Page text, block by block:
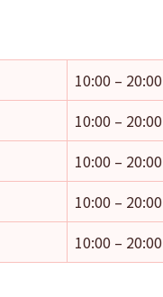
10:00 – 20:00
10:00 – 20:00
10:00 – 20:00
10:00 – 20:00
10:00 – 20:00